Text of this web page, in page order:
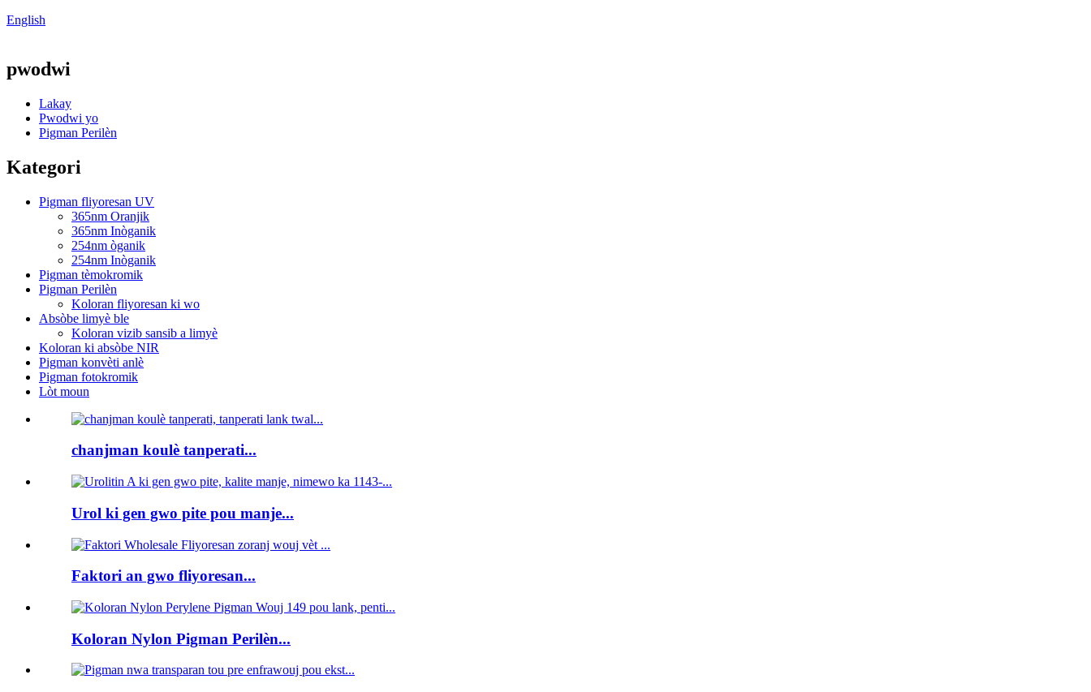
English
pwodwi
Lakay
Pwodwi yo
Pigman Perilèn
Kategori
Pigman fliyoresan UV
365nm Oranjik
365nm Inòganik
254nm òganik
254nm Inòganik
Pigman tèmokromik
Pigman Perilèn
Koloran fliyoresan ki wo
Absòbe limyè ble
Koloran vizib sansib a limyè
Koloran ki absòbe NIR
Pigman konvèti anlè
Pigman fotokromik
Lòt moun
chanjman koulè tanperati...
Urol ki gen gwo pite pou manje...
Faktori an gwo fliyoresan...
Koloran Nylon Pigman Perilèn...